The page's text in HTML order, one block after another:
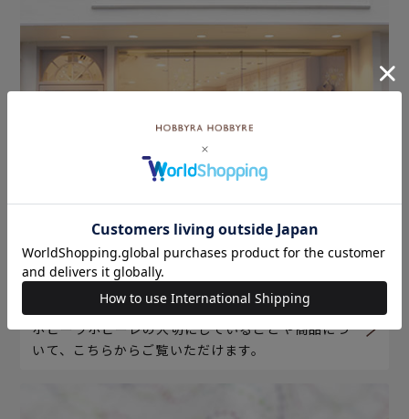
ホビーラホビーレについて
ホビーラホビーレの大切にしていることや商品につ
いて、こちらからご覧いただけます。